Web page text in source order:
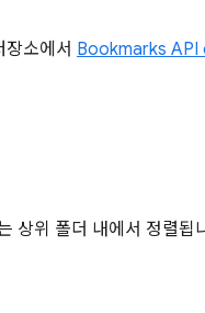
장소에서 Bookmarks API
상위 폴더 내에서 정렬됩